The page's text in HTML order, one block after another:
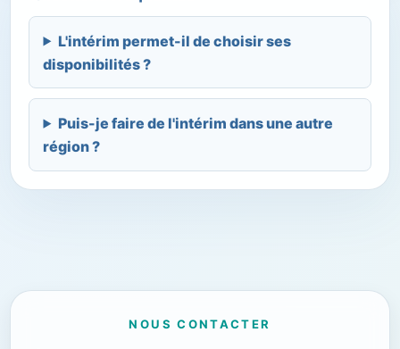
L'intérim permet-il de choisir ses
disponibilités ?
Puis-je faire de l'intérim dans une autre
région ?
NOUS CONTACTER